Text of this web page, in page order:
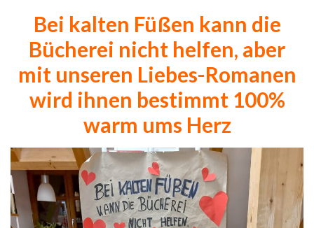
Bei kalten Füßen kann die
Bücherei nicht helfen, aber
mit unseren Liebes-Romanen
wird ihnen bestimmt 100%
warm ums Herz